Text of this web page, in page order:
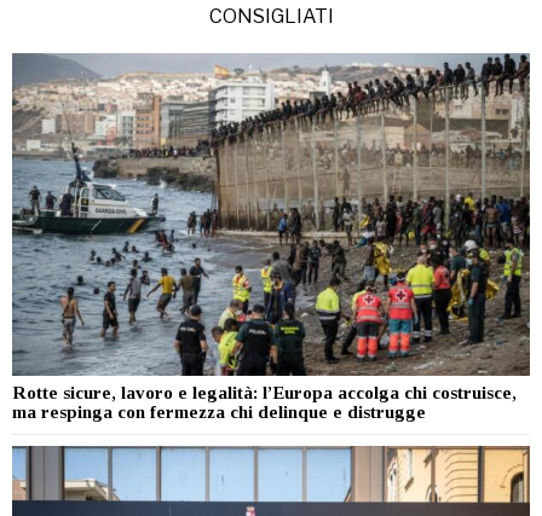
CONSIGLIATI
Rotte sicure, lavoro e legalità: l’Europa accolga chi costruisce,
ma respinga con fermezza chi delinque e distrugge